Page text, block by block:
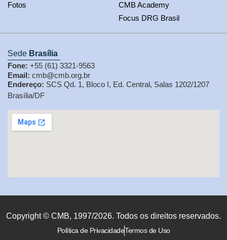
Fotos
CMB Academy
Focus DRG Brasil
Sede Brasília
Fone: +55 (61) 3321-9563
Email: cmb@cmb.org.br
Endereço: SCS Qd. 1, Bloco I, Ed. Central, Salas 1202/1207
Brasília/DF
Copyright © CMB, 1997/2026. Todos os direitos reservados.
Política de PrivacidadeTermos de Uso